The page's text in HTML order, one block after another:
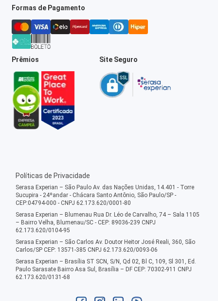
Formas de Pagamento
Prêmios Site Seguro
Políticas de Privacidade
Serasa Experian – São Paulo Av. das Nações Unidas, 14.401 - Torre
Sucupira - 24ºandar - Chácara Santo Antônio, São Paulo/SP -
CEP:04794-000 - CNPJ 62.173.620/0001-80
Serasa Experian – Blumenau Rua Dr. Léo de Carvalho, 74 – Sala 1105
– Bairro Velha, Blumenau/SC - CEP: 89036-239 CNPJ
62.173.620/0104-95
Serasa Experian – São Carlos Av. Doutor Heitor José Reali, 360, São
Carlos/SP CEP: 13571-385 CNPJ 62.173.620/0093-06
Serasa Experian – Brasília ST SCN, S/N, Qd 02, Bl C, 109, Sl 301, Ed.
Paulo Sarasate Bairro Asa Sul, Brasília – DF CEP: 70302-911 CNPJ
62.173.620/0131-68